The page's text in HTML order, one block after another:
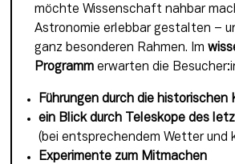
möchte Wissenschaft nahbar
Astronomie erlebbar gestalten –
ganz besonderen Rahmen. Im
Programm erwarten die
Führungen durch die historischen
ein Blick durch Teleskope des
(bei entsprechendem Wetter und
Experimente zum Mitmachen